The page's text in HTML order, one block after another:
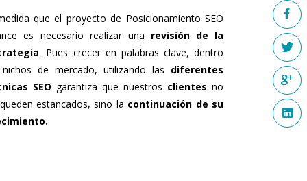
que el proyecto de Posicionamiento SEO
es necesario realizar una revisión de la
. Pues crecer en palabras clave, dentro
de mercado, utilizando las diferentes
SEO garantiza que nuestros clientes no
estancados, sino la continuación de su